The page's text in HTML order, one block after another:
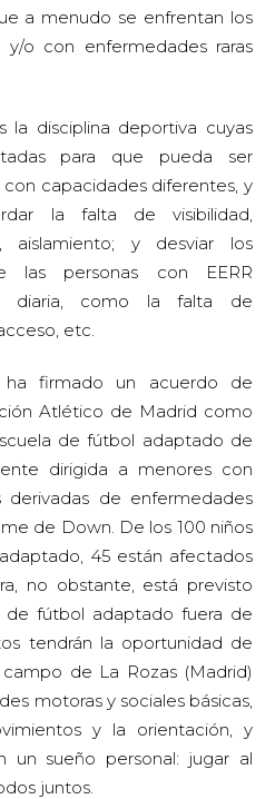
a menudo se enfrentan los
y/o con enfermedades raras
la disciplina deportiva cuyas
para que pueda ser
capacidades diferentes, y
la falta de visibilidad,
aislamiento; y desviar los
las personas con EERR
diaria, como la falta de
etc.
ha firmado un acuerdo de
Atlético de Madrid como
de fútbol adaptado de
dirigida a menores con
derivadas de enfermedades
de Down. De los 100 niños
45 están afectados
no obstante, está previsto
de fútbol adaptado fuera de
tendrán la oportunidad de
de La Rozas (Madrid)
motoras y sociales básicas,
y la orientación, y
un sueño personal: jugar al
juntos.